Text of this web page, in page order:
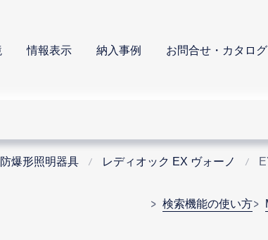
情報表示 納入事例 お問合せ・カタログ
爆形照明器具 レディオック EX ヴォーノ
検索機能の使い方